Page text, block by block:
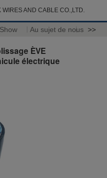
WIRES AND CABLE CO.,LTD.
Au sujet de nous >>
ÈVE
électrique